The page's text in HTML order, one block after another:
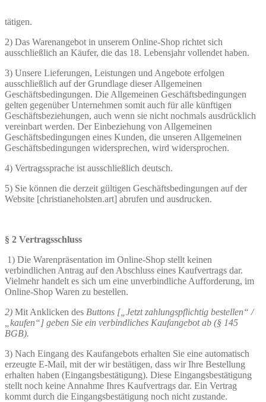
tätigen.
2) Das Warenangebot in unserem Online-Shop richtet sich
ausschließlich an Käufer, die das 18. Lebensjahr vollendet haben.
3) Unsere Lieferungen, Leistungen und Angebote erfolgen
ausschließlich auf der Grundlage dieser Allgemeinen
Geschäftsbedingungen. Die Allgemeinen Geschäftsbedingungen
gelten gegenüber Unternehmen somit auch für alle künftigen
Geschäftsbeziehungen, auch wenn sie nicht nochmals ausdrücklich
vereinbart werden. Der Einbeziehung von Allgemeinen
Geschäftsbedingungen eines Kunden, die unseren Allgemeinen
Geschäftsbedingungen widersprechen, wird widersprochen.
4) Vertragssprache ist ausschließlich deutsch.
5) Sie können die derzeit gültigen Geschäftsbedingungen auf der
Website [christianeholsten.art] abrufen und ausdrucken.
§ 2 Vertragsschluss
1) Die Warenpräsentation im Online-Shop stellt keinen
verbindlichen Antrag auf den Abschluss eines Kaufvertrags dar.
Vielmehr handelt es sich um eine unverbindliche Aufforderung, im
Online-Shop Waren zu bestellen.
2) Mit Anklicken des Buttons [„Jetzt zahlungspflichtig bestellen“ /
„kaufen“] geben Sie ein verbindliches Kaufangebot ab (§ 145
BGB).
3) Nach Eingang des Kaufangebots erhalten Sie eine automatisch
erzeugte E-Mail, mit der wir bestätigen, dass wir Ihre Bestellung
erhalten haben (Eingangsbestätigung). Diese Eingangsbestätigung
stellt noch keine Annahme Ihres Kaufvertrags dar. Ein Vertrag
kommt durch die Eingangsbestätigung noch nicht zustande.